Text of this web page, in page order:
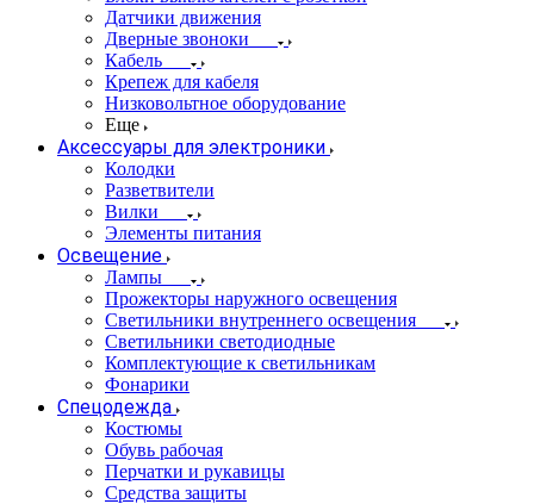
Датчики движения
Дверные звоноки
Кабель
Крепеж для кабеля
Низковольтное оборудование
Еще
Аксессуары для электроники
Колодки
Разветвители
Вилки
Элементы питания
Освещение
Лампы
Прожекторы наружного освещения
Светильники внутреннего освещения
Светильники светодиодные
Комплектующие к светильникам
Фонарики
Спецодежда
Костюмы
Обувь рабочая
Перчатки и рукавицы
Средства защиты